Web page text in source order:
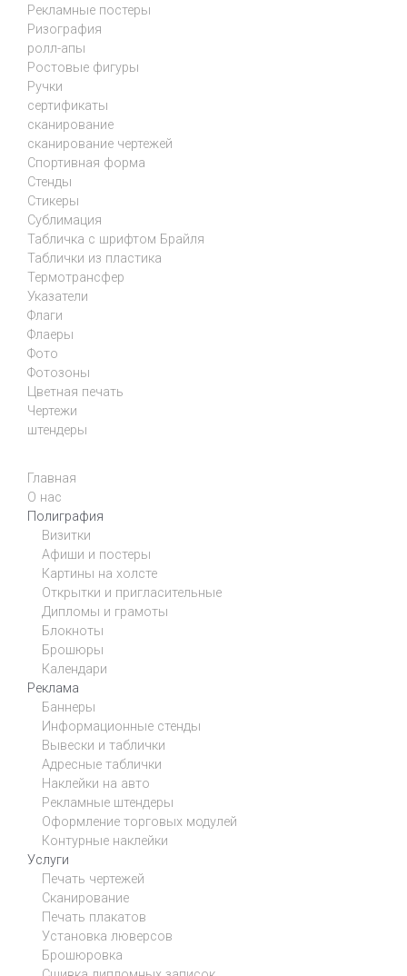
Рекламные постеры
Ризография
ролл-апы
Ростовые фигуры
Ручки
сертификаты
сканирование
сканирование чертежей
Спортивная форма
Стенды
Стикеры
Сублимация
Табличка с шрифтом Брайля
Таблички из пластика
Термотрансфер
Указатели
Флаги
Флаеры
Фото
Фотозоны
Цветная печать
Чертежи
штендеры
Главная
О нас
Полиграфия
Визитки
Афиши и постеры
Картины на холсте
Открытки и пригласительные
Дипломы и грамоты
Блокноты
Брошюры
Календари
Реклама
Баннеры
Информационные стенды
Вывески и таблички
Адресные таблички
Наклейки на авто
Рекламные штендеры
Оформление торговых модулей
Контурные наклейки
Услуги
Печать чертежей
Сканирование
Печать плакатов
Установка люверсов
Брошюровка